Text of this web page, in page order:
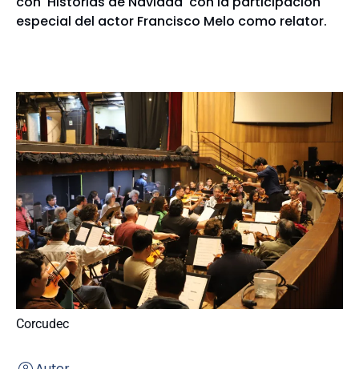
especial del actor Francisco Melo como relator.
Corcudec